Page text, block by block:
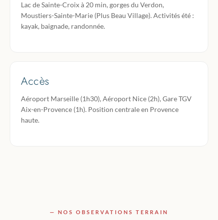
Lac de Sainte-Croix à 20 min, gorges du Verdon,
Moustiers-Sainte-Marie (Plus Beau Village). Activités été :
kayak, baignade, randonnée.
Accès
Aéroport Marseille (1h30), Aéroport Nice (2h), Gare TGV
Aix-en-Provence (1h). Position centrale en Provence
haute.
— NOS OBSERVATIONS TERRAIN